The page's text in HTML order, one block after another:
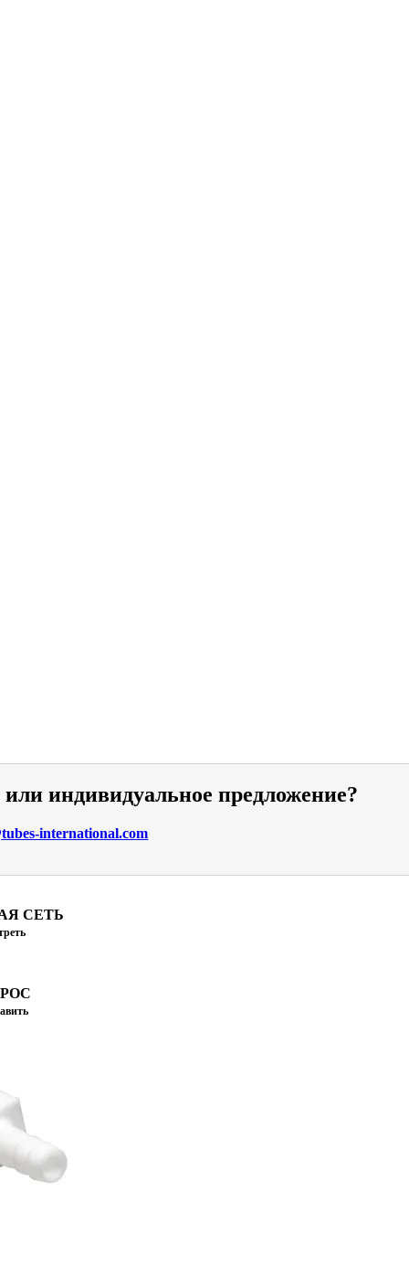
индивидуальное предложение?
international.com
СЕТЬ